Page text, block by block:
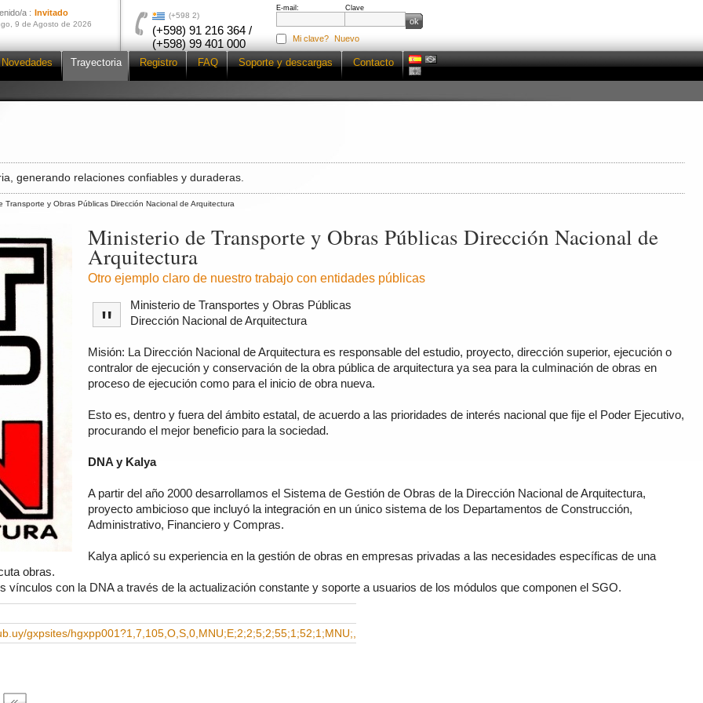
E-mail: Clave
Mi clave? Nuevo
9 de Agosto de 2026
(+598 2)
(+598) 91 216 364 /
(+598) 99 401 000
a : Invitado
Novedades Trayectoria Registro FAQ Soporte y descargas Contacto
generando relaciones confiables y duraderas.
Transporte y Obras Públicas Dirección Nacional de Arquitectura
Ministerio de Transporte y Obras Públicas Dirección Nacional de
Arquitectura
Otro ejemplo claro de nuestro trabajo con entidades públicas
"
Ministerio de Transportes y Obras Públicas
Dirección Nacional de Arquitectura
Misión: La Dirección Nacional de Arquitectura es responsable del estudio, proyecto, dirección superior, ejecución o
contralor de ejecución y conservación de la obra pública de arquitectura ya sea para la culminación de obras en
proceso de ejecución como para el inicio de obra nueva.
Esto es, dentro y fuera del ámbito estatal, de acuerdo a las prioridades de interés nacional que fije el Poder Ejecutivo,
procurando el mejor beneficio para la sociedad.
DNA y Kalya
A partir del año 2000 desarrollamos el Sistema de Gestión de Obras de la Dirección Nacional de Arquitectura,
proyecto ambicioso que incluyó la integración en un único sistema de los Departamentos de Construcción,
Administrativo, Financiero y Compras.
Kalya aplicó su experiencia en la gestión de obras en empresas privadas a las necesidades específicas de una
obras.
vínculos con la DNA a través de la actualización constante y soporte a usuarios de los módulos que componen el SGO.
gxpsites/hgxpp001?1,7,105,O,S,0,MNU;E;2;2;5;2;55;1;52;1;MNU;,